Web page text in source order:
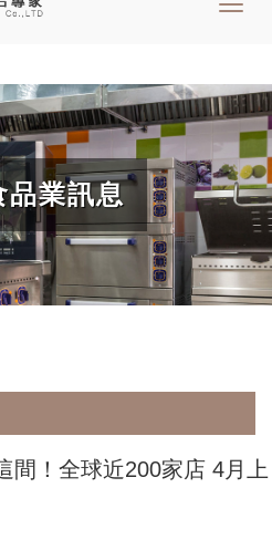
品業訊息
間！全球近200家店 4月上